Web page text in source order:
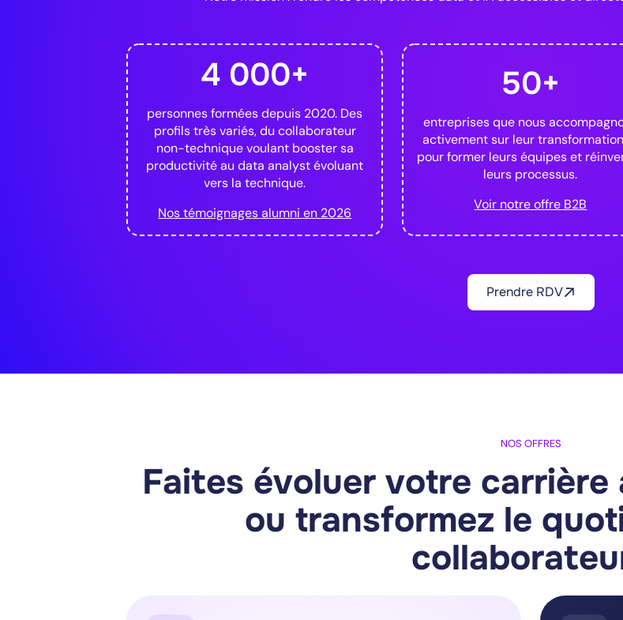
avec dbt, BigQuery et la Modern Data Stack. La formation pour
devenir Analytics Engineer ou évoluer vers un rôle de Data
Analytst Full Stack.
90h de formation
Découvrir
Pour se former au métier de Data Scientist
Data Scientist Intermédiaire
Devenez Data Scientist en maîtrisant l'ensemble du cycle de vie
120h de
Pour se
AI
Concevez
Bubble,
4 000+
personnes formées depuis 2020. Des
profils très variés, du collaborateur
non-technique voulant booster sa
productivité au data analyst évoluant
vers la technique.
Nos témoignages alumni en 2026
50+
entreprises que nous
activement sur leur
pour former leurs équipes et
leurs processus.
Voir notre offre B2B
Prendre RDV
NOS OFFRES
Faites évoluer votre carrière
ou transformez le